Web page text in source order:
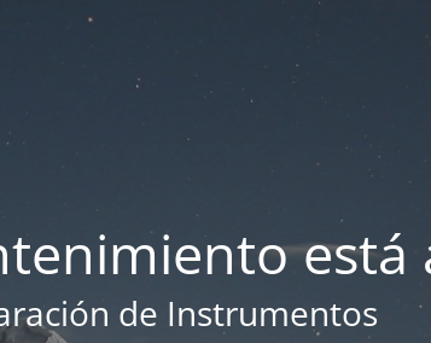
está
de Instrumentos